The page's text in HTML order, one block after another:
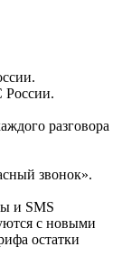
разговора
звонок».
и SMS
с новыми
остатки